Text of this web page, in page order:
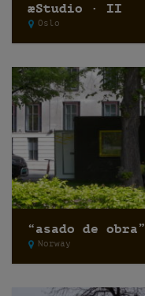
æStudio · II
Oslo
“asado de obra”
Norway